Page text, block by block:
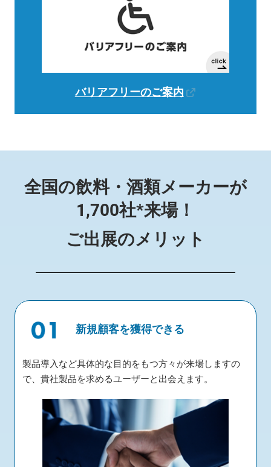
バリアフリーのご案内
全国の飲料・酒類メーカーが
1,700社*来場！
ご出展のメリット
新規顧客を獲得できる
製品導入など具体的な目的をもつ方々が来場しますの
で、貴社製品を求めるユーザーと出会えます。